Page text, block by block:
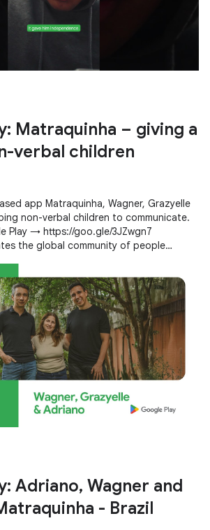
Matraquinha – giving a
verbal children
app Matraquinha, Wagner, Grazyelle
non-verbal children to communicate.
Play → https://goo.gle/3JZwgn7
the global community of people
Adriano, Wagner and
- Brazil